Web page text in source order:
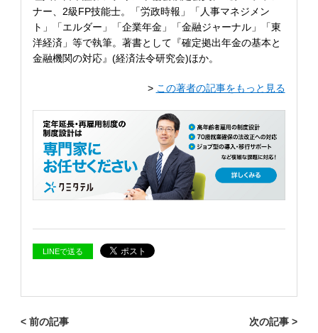
ナー、2級FP技能士。「労政時報」「人事マネジメン
ト」「エルダー」「企業年金」「金融ジャーナル」「東
洋経済」等で執筆。著書として『確定拠出年金の基本と
金融機関の対応』(経済法令研究会)ほか。
> この著者の記事をもっと見る
LINEで送る
< 前の記事 次の記事 >